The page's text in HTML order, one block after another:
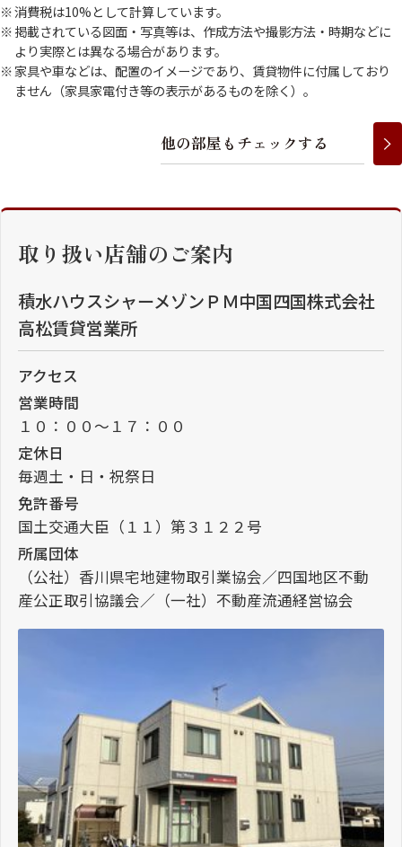
消費税は10%として計算しています。
掲載されている図面・写真等は、作成方法や撮影方法・時期などに
より実際とは異なる場合があります。
家具や車などは、配置のイメージであり、賃貸物件に付属しており
ません（家具家電付き等の表示があるものを除く）。
他の部屋 も チェ ッ クする
取り扱い店舗のご案内
積水ハウスシャーメゾンＰＭ中国四国株式会社
高松賃貸営業所
アクセス
営業時間
１０：００～１７：００
定休日
毎週土・日・祝祭日
免許番号
国土交通大臣（１１）第３１２２号
所属団体
（公社）香川県宅地建物取引業協会／四国地区不動
産公正取引協議会／（一社）不動産流通経営協会